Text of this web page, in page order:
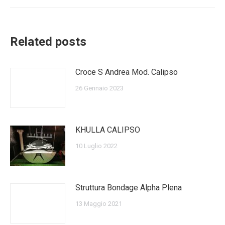
Related posts
Croce S Andrea Mod. Calipso
26 Gennaio 2023
KHULLA CALIPSO
10 Luglio 2022
Struttura Bondage Alpha Plena
13 Maggio 2021